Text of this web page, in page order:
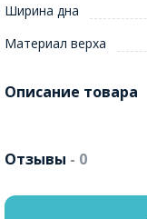
Ширина дна
Материал верха
Описание товара
Отзывы - 0